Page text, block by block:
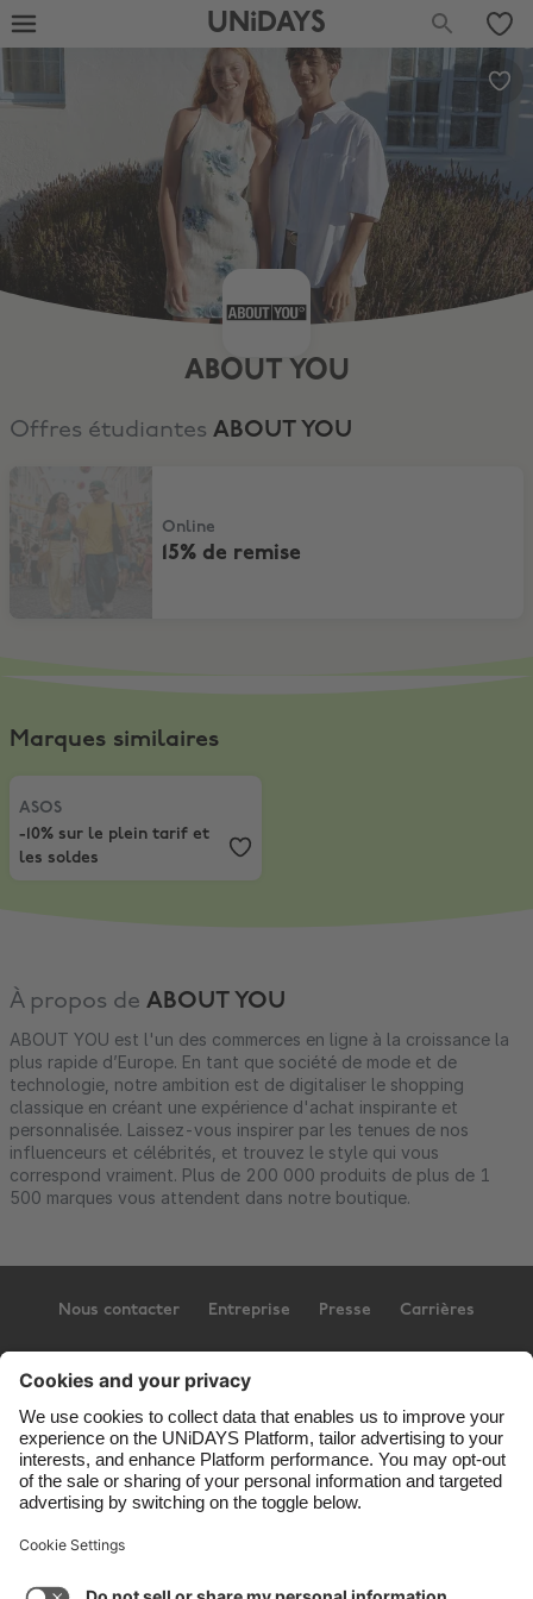
UNiDAYS
ABOUT YOU
Offres étudiantes ABOUT YOU
Online
15% de remise
Marques similaires
ASOS
-10% sur le plein tarif et les soldes
ASOS
-10% sur le plein tarif et
les soldes
À propos de ABOUT YOU
ABOUT YOU est l'un des commerces en ligne à la croissance la
plus rapide d’Europe. En tant que société de mode et de
technologie, notre ambition est de digitaliser le shopping
classique en créant une expérience d'achat inspirante et
personnalisée. Laissez-vous inspirer par les tenues de nos
influenceurs et célébrités, et trouvez le style qui vous
correspond vraiment. Plus de 200 000 produits de plus de 1
500 marques vous attendent dans notre boutique.
Nous contacter Entreprise Presse Carrières